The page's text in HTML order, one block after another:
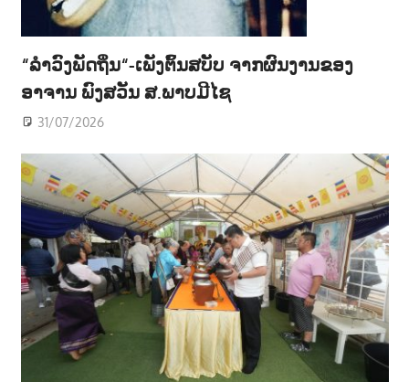
“ລຳວົງພັດຖິ່ນ“-ເພັງຕົ້ນສບັບ ຈາກຜົນງານຂອງ
ອາຈານ ພົງສວັນ ສ.ພາບມີໄຊ
31/07/2026